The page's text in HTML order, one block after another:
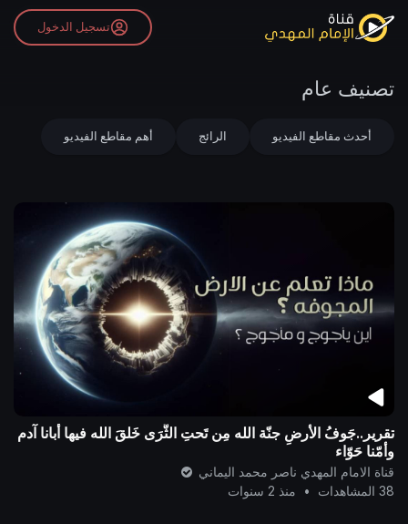
تسجيل الدخول
تصنيف عام
أحدث مقاطع الفيديو الرائج أهم مقاطع الفيديو
تقرير..جَوفُ الأرضِ جنّة الله مِن تَحتِ الثَّرَى خَلقَ الله فيها أبانا آدم
وأمّنا حَوّاء
قناة الامام المهدي ناصر محمد اليماني
38 المشاهدات
• منذ 2 سنوات